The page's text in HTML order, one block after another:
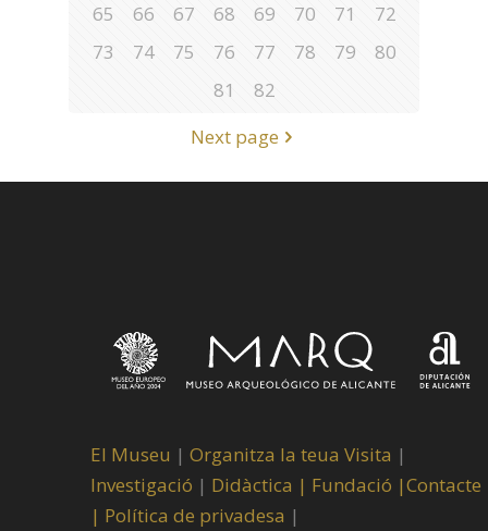
65
66 67 68 69 70 71
72
73
74 75 76 77 78 79
80
81
82
Next page
El Museu | Organitza la teua Visita |
Investigació | Didàctica | Fundació |Contacte
| Política de privadesa |